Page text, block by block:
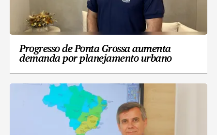
Progresso de Ponta Grossa aumenta
demanda por planejamento urbano